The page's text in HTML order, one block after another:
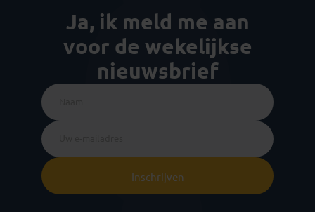
Ja, ik meld me aan
voor de wekelijkse
nieuwsbrief
Inschrijven